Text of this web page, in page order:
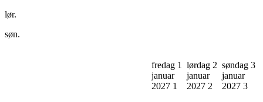
lør.
søn.
fredag 1
januar
2027 1
lørdag 2
januar
2027 2
søndag 3
januar
2027 3